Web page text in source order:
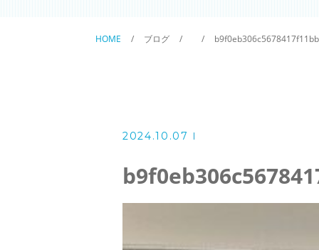
クリニック施設清掃
風呂釜洗浄・追い炊き配管クリ
スタッフ
HOME ブログ
2024.10.07